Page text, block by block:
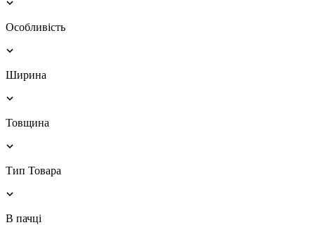
Особливість
Ширина
Товщина
Тип Товара
В пачці